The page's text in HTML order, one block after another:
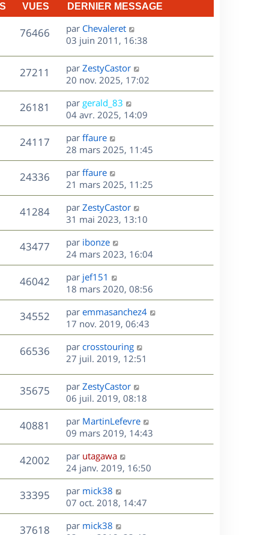
VUES DERNIER MESSAGE
76466V
u
D
e
n
i
e
r
m
e
s
s
a
g
e
par Chevaleret
03 juin 2011, 16:38
27211
u
s
D
e
r
n
i
e
r
m
e
s
s
a
g
e
par ZestyCastor
20 nov. 2025, 17:02
26181
u
D
e
r
n
i
e
r
m
e
s
s
a
g
e
par gerald_83
04 avr. 2025, 14:09
24117V
u
e
D
e
r
n
i
e
r
m
e
s
s
a
g
e
par ffaure
28 mars 2025, 11:45
24336V
u
s
D
e
r
n
i
e
r
m
e
s
s
a
g
e
par ffaure
21 mars 2025, 11:25
41284V
u
s
D
e
r
n
i
e
r
m
e
s
s
a
g
e
par ZestyCastor
31 mai 2023, 13:10
43477V
u
e
s
D
e
r
n
i
e
r
m
e
s
s
a
g
e
par ibonze
24 mars 2023, 16:04
46042V
u
e
D
e
r
n
i
e
r
m
e
s
s
a
g
e
par jef151
18 mars 2020, 08:56
34552V
u
e
D
e
r
n
i
r
m
e
s
s
a
g
e
par emmasanchez4
17 nov. 2019, 06:43
66536V
u
e
D
e
i
e
r
m
e
s
s
a
g
e
par crosstouring
27 juil. 2019, 12:51
35675V
u
s
D
e
r
n
i
e
r
m
e
s
s
a
g
par ZestyCastor
06 juil. 2019, 08:18
40881
u
e
D
e
r
n
i
e
r
m
e
s
par MartinLefevre
09 mars 2019, 14:43
42002V
u
s
D
e
r
n
i
e
r
par utagawa
24 janv. 2019, 16:50
33395V
u
D
e
r
n
par mick38
07 oct. 2018, 14:47
37618V
D
par mick38